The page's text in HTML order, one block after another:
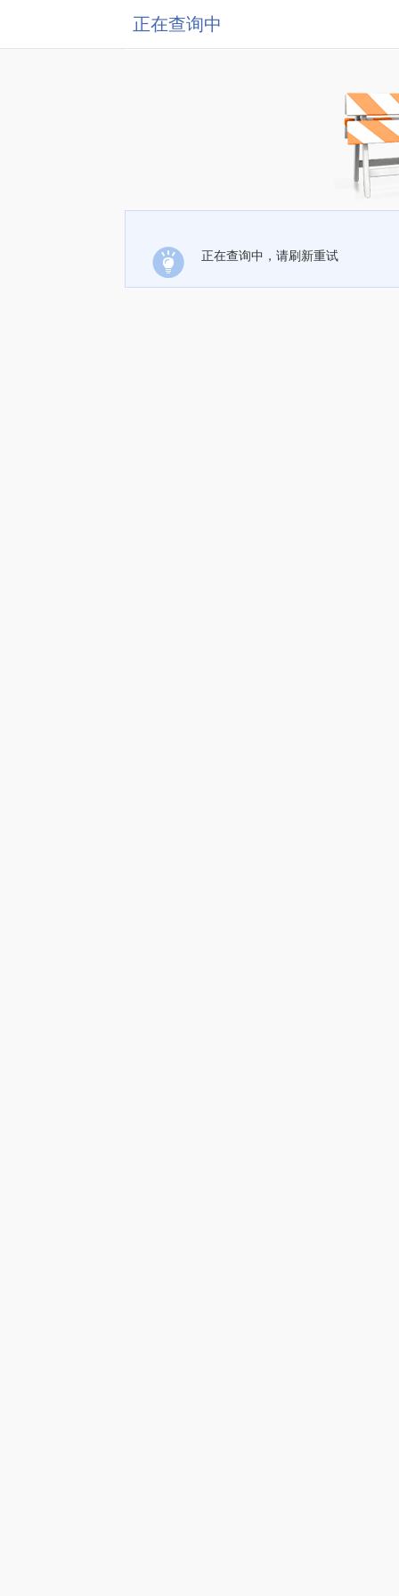
正在查询中
正在查询中，请刷新重试